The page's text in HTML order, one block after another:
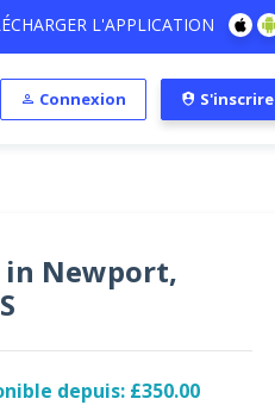
L'APPLICATION
Connexion S'inscrire
in Newport,
depuis: £350.00